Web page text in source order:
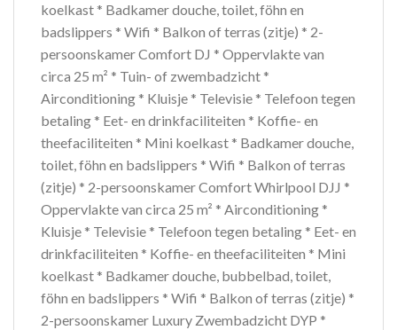
koelkast * Badkamer douche, toilet, föhn en
badslippers * Wifi * Balkon of terras (zitje) * 2-
persoonskamer Comfort DJ * Oppervlakte van
circa 25 m² * Tuin- of zwembadzicht *
Airconditioning * Kluisje * Televisie * Telefoon tegen
betaling * Eet- en drinkfaciliteiten * Koffie- en
theefaciliteiten * Mini koelkast * Badkamer douche,
toilet, föhn en badslippers * Wifi * Balkon of terras
(zitje) * 2-persoonskamer Comfort Whirlpool DJJ *
Oppervlakte van circa 25 m² * Airconditioning *
Kluisje * Televisie * Telefoon tegen betaling * Eet- en
drinkfaciliteiten * Koffie- en theefaciliteiten * Mini
koelkast * Badkamer douche, bubbelbad, toilet,
föhn en badslippers * Wifi * Balkon of terras (zitje) *
2-persoonskamer Luxury Zwembadzicht DYP *